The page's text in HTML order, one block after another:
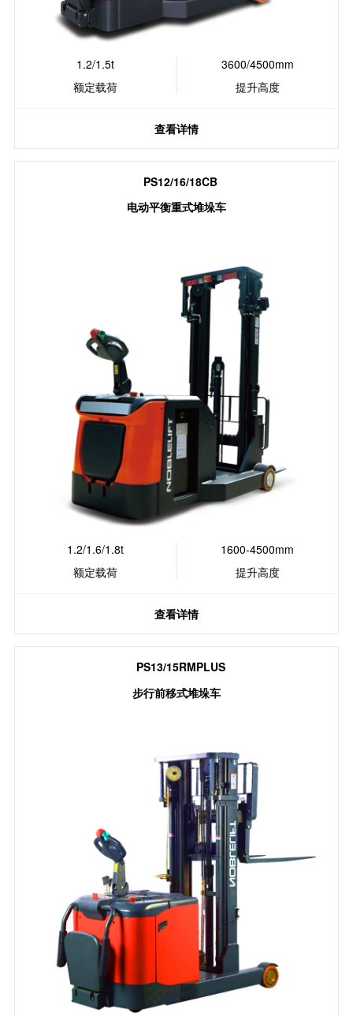
1.2/1.5t
额定载荷
3600/4500mm
提升高度
查看详情
PS12/16/18CB
电动平衡重式堆垛车
1.2/1.6/1.8t
额定载荷
1600-4500mm
提升高度
查看详情
PS13/15RMPLUS
步行前移式堆垛车